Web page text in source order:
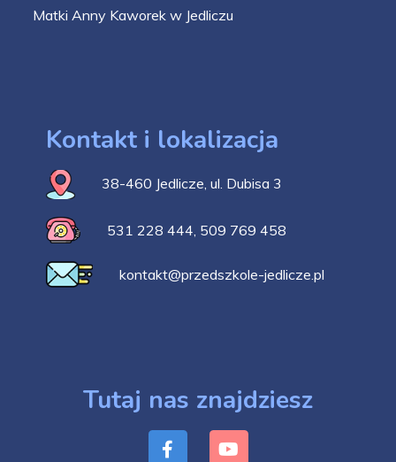
Matki Anny Kaworek w Jedliczu
Kontakt i lokalizacja
38-460 Jedlicze, ul. Dubisa 3
531 228 444 509 769 458
kontakt@przedszkole-jedlicze.pl
Tutaj nas znajdziesz